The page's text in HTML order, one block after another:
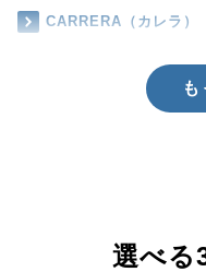
CARRERA（カレラ）
選べる